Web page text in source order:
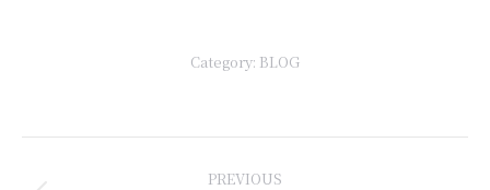
Category: BLOG
PREVIOUS